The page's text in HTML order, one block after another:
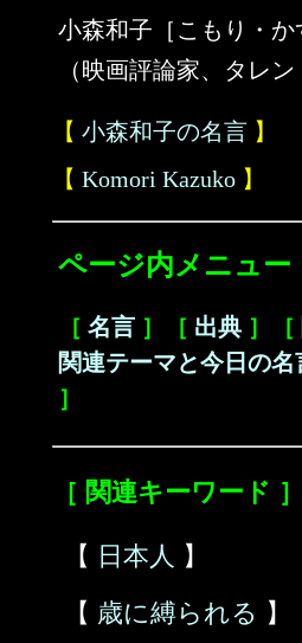
小森和子［こもり・か
（映画評論家、タレン
【 小森和子の名言 】
【 Komori Kazuko 】
ページ内メニュー
［ 名言 ］［ 出典 ］［
関連テーマと今日の名
］
［ 関連キーワード ］
【 日本人 】
【 歳に縛られる 】